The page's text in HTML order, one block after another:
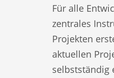
Für alle
zentrales
Projekten
aktuellen
selbstständig